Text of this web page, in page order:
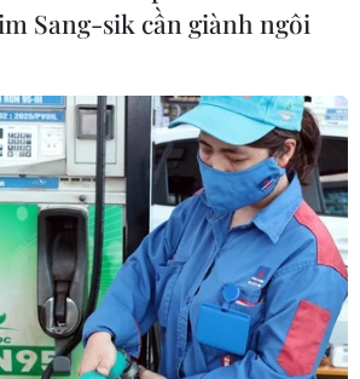
ngòi cuộc đối
châu Âu về chủ
ban hành Luật
Sang-sik cần giành ngôi